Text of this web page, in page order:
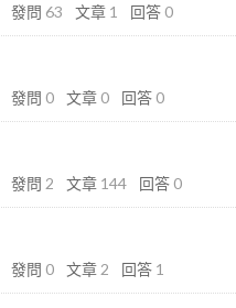
發問 63 文章 1 回答 0
發問 0 文章 0 回答 0
發問 2 文章 144 回答 0
發問 0 文章 2 回答 1